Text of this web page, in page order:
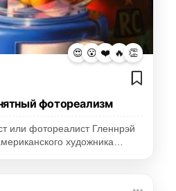
😍 😮 ❤️ 🔥 👏
фотореализм
или фотореалист Гленнрэй
художника…